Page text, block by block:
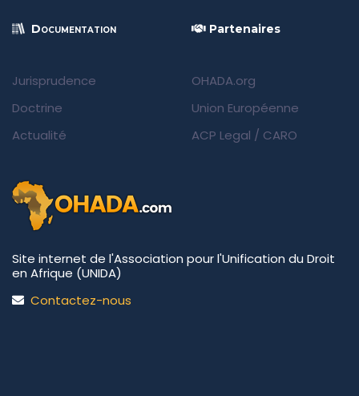
Documentation
Jurisprudence
Doctrine
Actualité
Partenaires
OHADA.org
Union Européenne
ACP Legal / CARO
Site internet de l'Association pour l'Unification du Droit
en Afrique (UNIDA)
Contactez-nous